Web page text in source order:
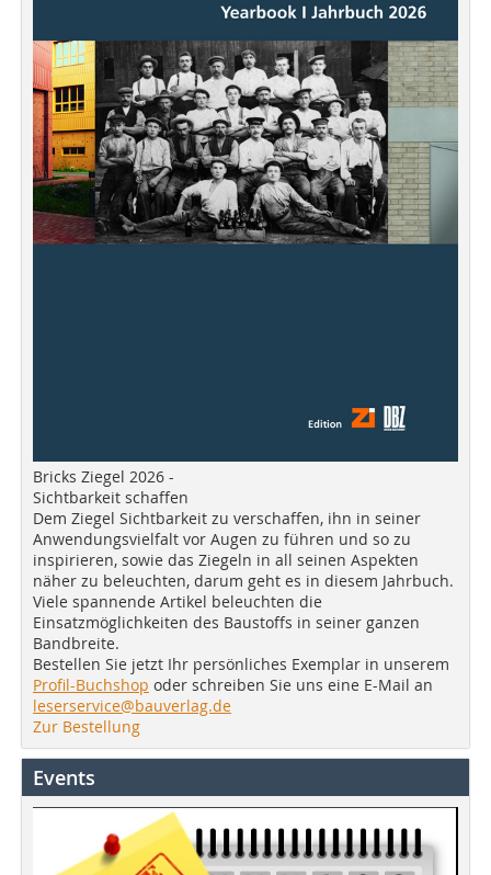
Bricks Ziegel 2026 -
Sichtbarkeit schaffen
Dem Ziegel Sichtbarkeit zu verschaffen, ihn in seiner
Anwendungsvielfalt vor Augen zu führen und so zu
inspirieren, sowie das Ziegeln in all seinen Aspekten
näher zu beleuchten, darum geht es in diesem Jahrbuch.
Viele spannende Artikel beleuchten die
Einsatzmöglichkeiten des Baustoffs in seiner ganzen
Bandbreite.
Bestellen Sie jetzt Ihr persönliches Exemplar in unserem
Profil-Buchshop oder schreiben Sie uns eine E-Mail an
leserservice@bauverlag.de
Zur Bestellung
Events